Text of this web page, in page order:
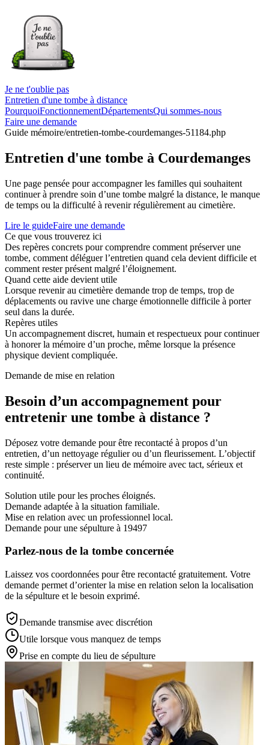
Je ne t'oublie pas
Entretien d'une tombe à distance
PourquoiFonctionnementDépartementsQui sommes-nous
Faire une demande
Guide mémoire/entretien-tombe-courdemanges-51184.php
Entretien d'une tombe à Courdemanges
Une page pensée pour accompagner les familles qui souhaitent
continuer à prendre soin d’une tombe malgré la distance, le manque
de temps ou la difficulté à revenir régulièrement au cimetière.
Lire le guideFaire une demande
Ce que vous trouverez ici
Des repères concrets pour comprendre comment préserver une
tombe, comment déléguer l’entretien quand cela devient difficile et
comment rester présent malgré l’éloignement.
Quand cette aide devient utile
Lorsque revenir au cimetière demande trop de temps, trop de
déplacements ou ravive une charge émotionnelle difficile à porter
seul dans la durée.
Repères utiles
Un accompagnement discret, humain et respectueux pour continuer
à honorer la mémoire d’un proche, même lorsque la présence
physique devient compliquée.
Demande de mise en relation
Besoin d’un accompagnement pour
entretenir une tombe à distance ?
Déposez votre demande pour être recontacté à propos d’un
entretien, d’un nettoyage régulier ou d’un fleurissement. L’objectif
reste simple : préserver un lieu de mémoire avec tact, sérieux et
continuité.
Solution utile pour les proches éloignés.
Demande adaptée à la situation familiale.
Mise en relation avec un professionnel local.
Demande pour une sépulture à 19497
Parlez-nous de la tombe concernée
Laissez vos coordonnées pour être recontacté gratuitement. Votre
demande permet d’orienter la mise en relation selon la localisation
de la sépulture et le besoin exprimé.
Demande transmise avec discrétion
Utile lorsque vous manquez de temps
Prise en compte du lieu de sépulture